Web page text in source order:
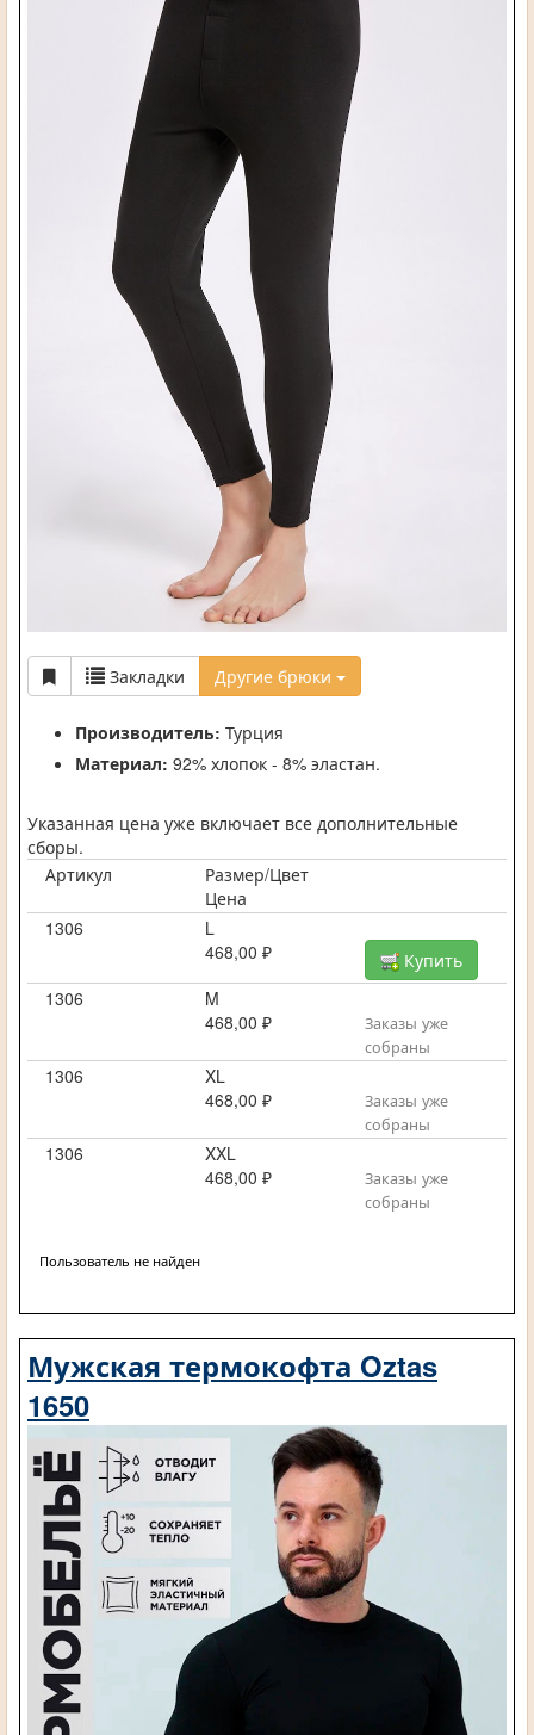
Закладки Другие брюки
Производитель: Турция
Материал: 92% хлопок - 8% эластан.
Указанная цена уже включает все дополнительные
сборы.
Артикул
Размер/Цвет
Цена
1306
L
468,00 ₽
Купить
1306
M
468,00 ₽
Заказы уже
собраны
1306
XL
468,00 ₽
Заказы уже
собраны
1306
XXL
468,00 ₽
Заказы уже
собраны
Пользователь не найден
Мужская термокофта Oztas
1650